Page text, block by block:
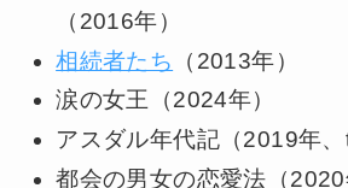
（2016年）
相続者たち
（2013年）
涙の女王（2024年）
アスダル年代記（2019年、
都会の男女の恋愛法（2020